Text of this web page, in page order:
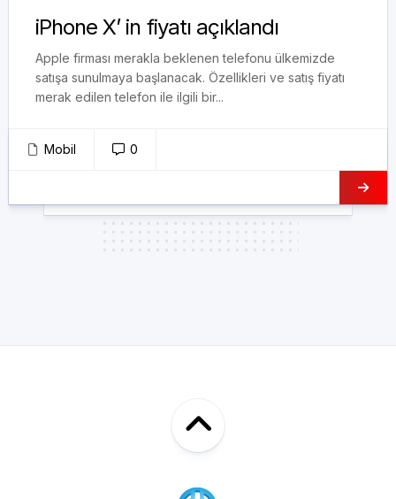
iPhone X’ in fiyatı açıklandı
Apple firması merakla beklenen telefonu ülkemizde
satışa sunulmaya başlanacak. Özellikleri ve satış fiyatı
merak edilen telefon ile ilgili bir...
Mobil 0